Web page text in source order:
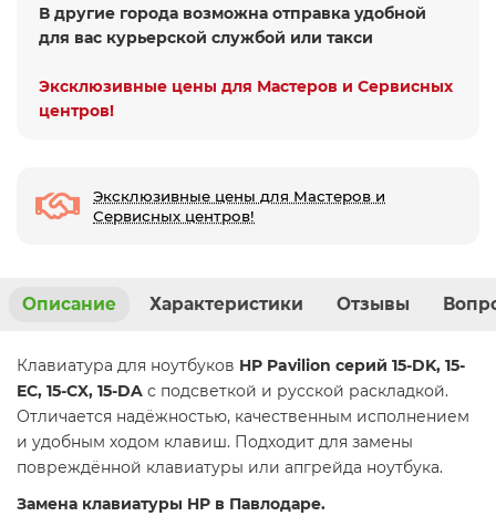
В другие города возможна отправка удобной
для вас курьерской службой или такси
Эксклюзивные цены для Мастеров и Сервисных
центров!
Эксклюзивные цены для Мастеров и
Сервисных центров!
Описание Характеристики Отзывы
Клавиатура для ноутбуков HP Pavilion серий 15-DK, 15-
EC, 15-CX, 15-DA с подсветкой и русской раскладкой.
Отличается надёжностью, качественным исполнением
и удобным ходом клавиш. Подходит для замены
повреждённой клавиатуры или апгрейда ноутбука.
Замена клавиатуры HP в Павлодаре.